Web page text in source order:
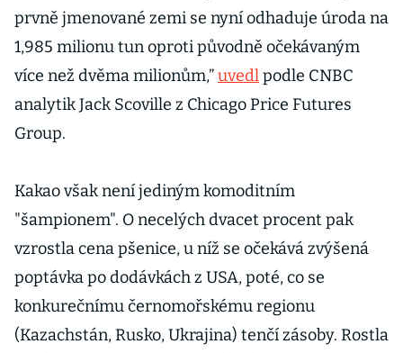
prvně jmenované zemi se nyní odhaduje úroda na
1,985 milionu tun oproti původně očekávaným
více než dvěma milionům,”uvedlpodle CNBC
analytik Jack Scoville z Chicago Price Futures
Group.
Kakao však není jediným komoditním
"šampionem". O necelých dvacet procent pak
vzrostla cena pšenice, u níž se očekává zvýšená
poptávka po dodávkách z USA, poté, co se
konkurečnímu černomořskému regionu
(Kazachstán, Rusko, Ukrajina) tenčí zásoby. Rostla